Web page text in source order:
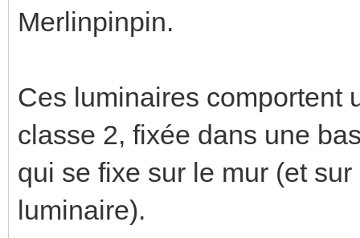
Merlinpinpin.
Ces luminaires comportent
classe 2, fixée dans une
qui se fixe sur le mur (et
luminaire).